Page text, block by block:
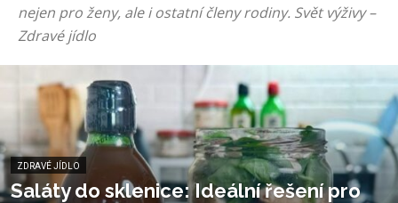
nejen pro ženy, ale i ostatní členy rodiny. Svět výživy –
Zdravé jídlo
ZDRAVÉ JÍDLO
Saláty do sklenice: Ideální řešení pro